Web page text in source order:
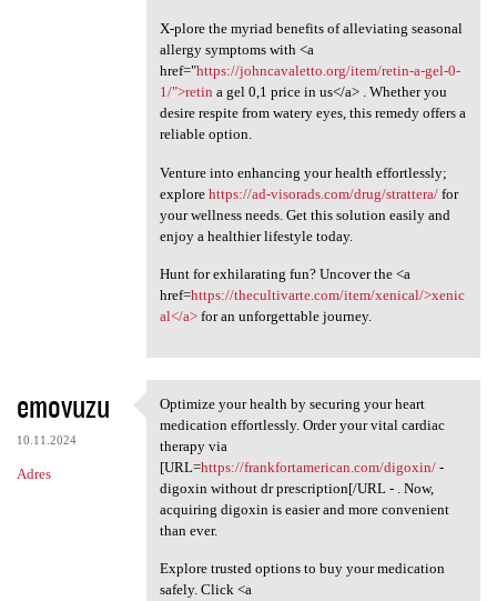
X-plore the myriad benefits of alleviating seasonal
allergy symptoms with <a
href="https://johncavaletto.org/item/retin-a-gel-0-
1/">retin a gel 0,1 price in us</a> . Whether you
desire respite from watery eyes, this remedy offers a
reliable option.
Venture into enhancing your health effortlessly;
explore https://ad-visorads.com/drug/strattera/for
your wellness needs. Get this solution easily and
enjoy a healthier lifestyle today.
Hunt for exhilarating fun? Uncover the <a
href=https://thecultivarte.com/item/xenical/>xenic
al</a>for an unforgettable journey.
emovuzu
10.11.2024
Adres
Optimize your health by
Optimize your health by securing your heart
medication effortlessly. Order your vital cardiac
therapy via
[URL=https://frankfortamerican.com/digoxin/-
digoxin without dr prescription[/URL - . Now,
acquiring digoxin is easier and more convenient
than ever.
Explore trusted options to buy your medication
safely. Click <a